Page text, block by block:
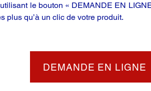
le bouton « DEMANDE EN
plus qu’à un clic de votre produit.
DEMANDE EN LIGNE